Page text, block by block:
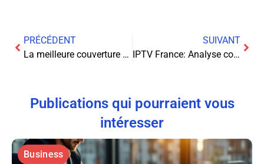
PRÉCÉDENT
La meilleure couverture mobile à domicile : guide complet pour choisir votre opérateur
SUIVANT
IPTV France: Analyse complète de King IPTV Pro et ses alternatives
Publications qui pourraient vous
intéresser
Business